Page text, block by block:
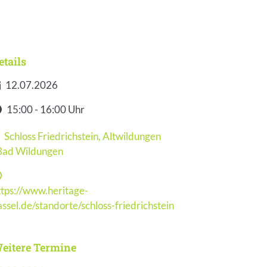
12.07.2026
15:00 - 16:00 Uhr
Schloss Friedrichstein, Altwildungen
Wildungen
www.heritage-
standorte/schloss-friedrichstein
Termine